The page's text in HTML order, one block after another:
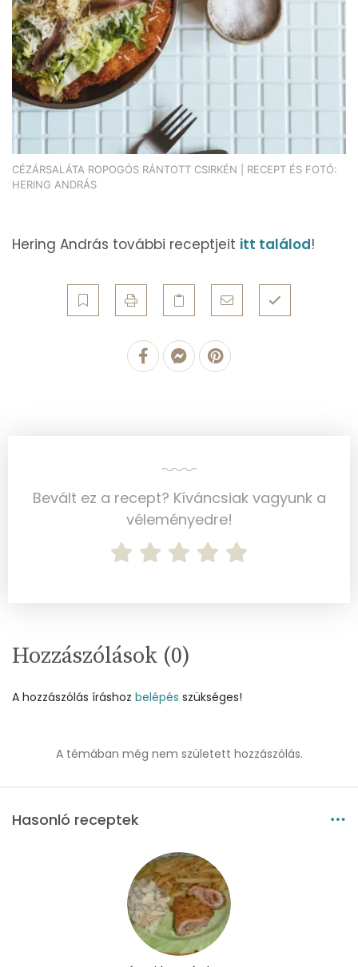
CÉZÁRSALÁTA ROPOGÓS RÁNTOTT CSIRKÉN | RECEPT ÉS FOTÓ:
HERING ANDRÁS
Hering András további receptjeit itt találod!
Bevált ez a recept? Kíváncsiak vagyunk a
véleményedre!
Hozzászólások (0)
A hozzászólás íráshoz belépés szükséges!
A témában még nem született hozzászólás.
Hasonló receptek